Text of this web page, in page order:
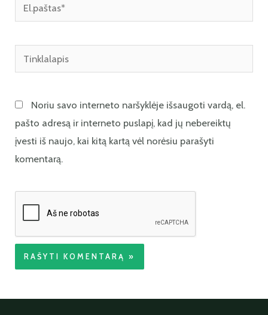
Noriu savo interneto naršyklėje išsaugoti vardą, el.
pašto adresą ir interneto puslapį, kad jų nebereiktų
įvesti iš naujo, kai kitą kartą vėl norėsiu parašyti
komentarą.